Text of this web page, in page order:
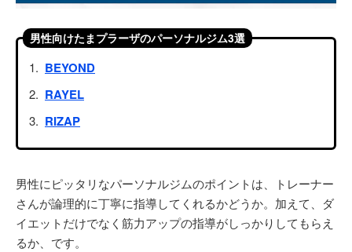
男性向けたまプラーザのパーソナルジム3選
BEYOND
RAYEL
RIZAP
男性にピッタリなパーソナルジムのポイントは、トレーナー
さんが論理的に丁寧に指導してくれるかどうか。加えて、ダ
イエットだけでなく筋力アップの指導がしっかりしてもらえ
るか、です。